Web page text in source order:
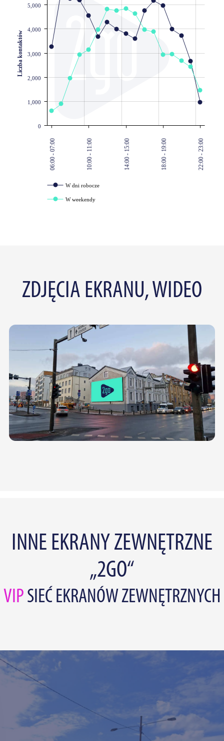
06:00 - 07:00 10:00 - 11:00 14:00 - 15:00 18:00 - 19:00 22:00 - 23:00
0
1,000
2,000
3,000
4,000
5,000
Liczba kontaktów
W dni robocze
W weekendy
ZDJĘCIA EKRANU, WIDEO
INNE EKRANY ZEWNĘTRZNE
„2GO“
VIP SIEĆ EKRANÓW ZEWNĘTRZNYCH